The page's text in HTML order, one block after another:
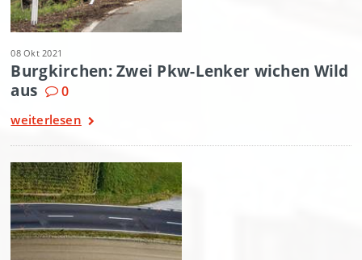
08 Okt 2021
Burgkirchen: Zwei Pkw-Lenker wichen Wild
aus
0
weiterlesen